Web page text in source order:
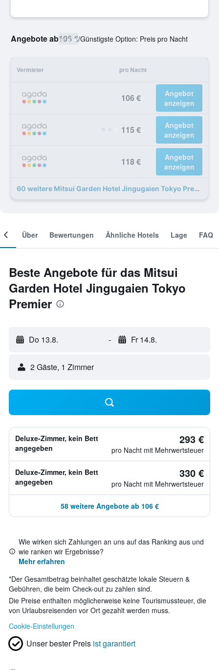
Angebote ab106 €/Günstigste Option: Preis pro Nacht
Vermieter pro Nacht
106 €
Angebot
anzeigen
115 €
Angebot
anzeigen
118 €
Angebot
anzeigen
60 weitere Mitsui Garden Hotel Jingugaien Tokyo Premier Angebote
Über Bewertungen Ähnliche Hotels Lage FAQ
Beste Angebote für das Mitsui
Garden Hotel Jingugaien Tokyo
Premier
Do 13.8. - Fr 14.8.
2 Gäste, 1 Zimmer
Deluxe-Zimmer, kein Bett
angegeben
293 €
pro Nacht mit Mehrwertsteuer
Deluxe-Zimmer, kein Bett
angegeben
330 €
pro Nacht mit Mehrwertsteuer
58 weitere Angebote ab 106 €
Wie wirken sich Zahlungen an uns auf das Ranking aus und
wie ranken wir Ergebnisse?
Mehr erfahren
*Der Gesamtbetrag beinhaltet geschätzte lokale Steuern &
Gebühren, die beim Check-out zu zahlen sind.
Die Preise enthalten möglicherweise keine Tourismussteuer, die
von Urlaubsreisenden vor Ort gezahlt werden muss.
Cookie-Einstellungen
Unser bester Preis ist garantiert